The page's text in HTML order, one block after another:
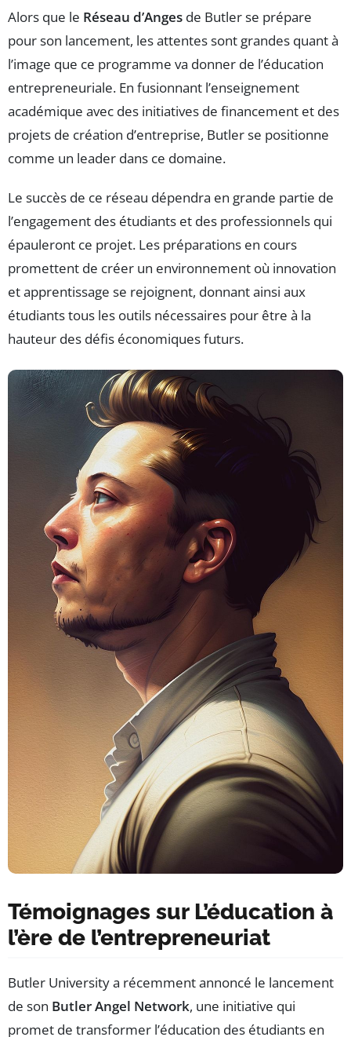
Alors que le Réseau d’Anges de Butler se prépare
pour son lancement, les attentes sont grandes quant à
l’image que ce programme va donner de l’éducation
entrepreneuriale. En fusionnant l’enseignement
académique avec des initiatives de financement et des
projets de création d’entreprise, Butler se positionne
comme un leader dans ce domaine.
Le succès de ce réseau dépendra en grande partie de
l’engagement des étudiants et des professionnels qui
épauleront ce projet. Les préparations en cours
promettent de créer un environnement où innovation
et apprentissage se rejoignent, donnant ainsi aux
étudiants tous les outils nécessaires pour être à la
hauteur des défis économiques futurs.
Témoignages sur L’éducation à
l’ère de l’entrepreneuriat
Butler University a récemment annoncé le lancement
de son Butler Angel Network, une initiative qui
promet de transformer l’éducation des étudiants en